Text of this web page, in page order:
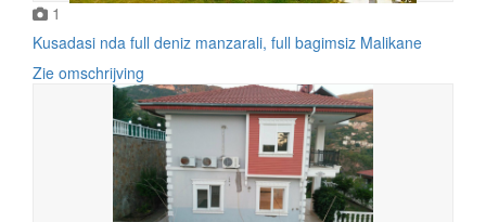
1
Kusadasi nda full deniz manzarali, full bagimsiz Malikane
Zie omschrijving